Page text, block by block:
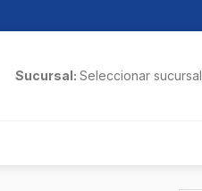
Sucursal: Seleccionar sucursal